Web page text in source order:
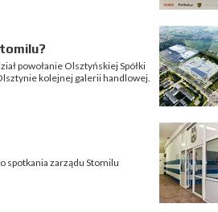
powołanie Olsztyńskiej Spółki
kolejnej galerii handlowej.
spotkania zarządu Stomilu